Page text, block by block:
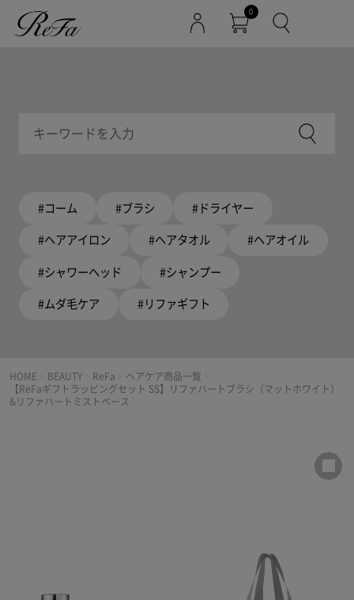
0
#コーム #ブラシ #ドライヤー
#ヘアアイロン #ヘアタオル #ヘアオイル
#シャワーヘッド #シャンプー
#ムダ毛ケア #リファギフト
HOME BEAUTY ReFa ヘアケア商品一覧
【ReFaギフトラッピングセット SS】リファハートブラシ（マットホワイト）
&リファハートミストベース